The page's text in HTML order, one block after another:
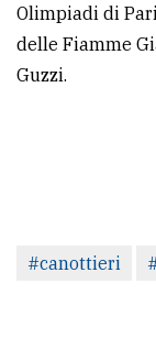
Olimpiadi di
delle Fiamme
Guzzi.
#canottieri